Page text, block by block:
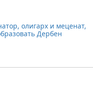
олигарх и меценат,
Дербен